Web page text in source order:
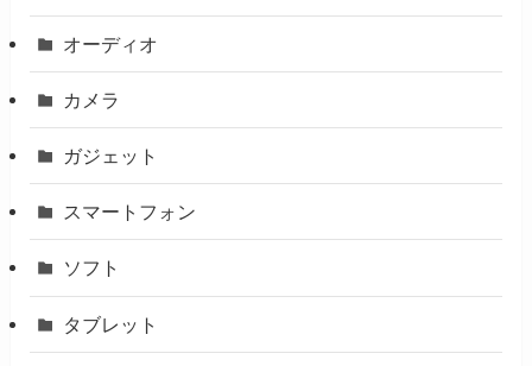
オーディオ
カメラ
ガジェット
スマートフォン
ソフト
タブレット